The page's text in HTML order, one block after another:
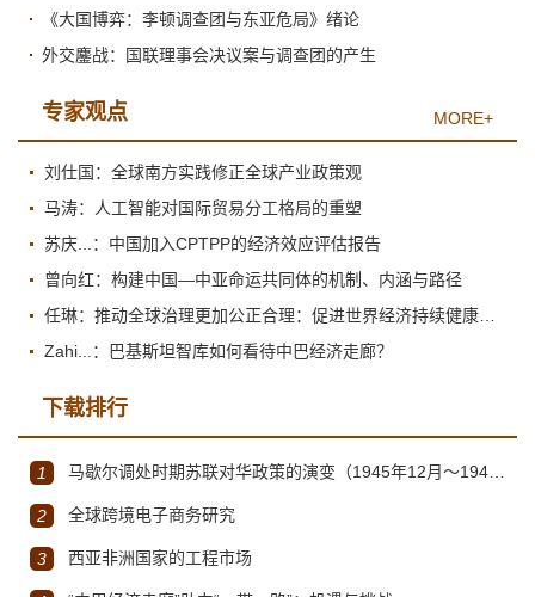
《大国博弈：李顿调查团与东亚危局》绪论
外交鏖战：国联理事会决议案与调查团的产生
专家观点 MORE+
刘仕国：全球南方实践修正全球产业政策观
马涛：人工智能对国际贸易分工格局的重塑
苏庆...：中国加入CPTPP的经济效应评估报告
曾向红：构建中国—中亚命运共同体的机制、内涵与路径
Zahi...：巴基斯坦智库如何看待中巴经济走廊？
下载排行
1 马歇尔调处时期苏联对华政策的演变（1945年12月～1947年1月）
2 全球跨境电子商务研究
3 西亚非洲国家的工程市场